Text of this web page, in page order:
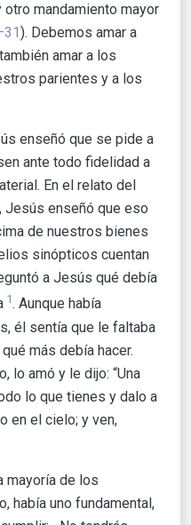
otro mandamiento mayor
). Debemos amar a
amar a los
parientes y a los
enseñó que se pide a
ante todo fidelidad a
En el relato del
Jesús enseñó que eso
de nuestros bienes
sinópticos cuentan
a Jesús qué debía
1. Aunque había
él sentía que le faltaba
más debía hacer.
lo amó y le dijo: “Una
lo que tienes y dalo a
en el cielo; y ven,
mayoría de los
había uno fundamental,